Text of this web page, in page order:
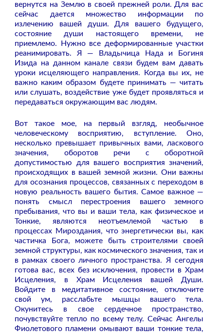
вернутся на Землю в своей прежней роли. Для вас
сейчас дается множество информации по
излечению вашей души. Для вашего будущего,
состояние души настоящего времени, не
приемлемо. Нужно все деформированные участки
реанимировать. Я — Владычица Нада и Богиня
Изида на данном канале связи будем вам давать
уроки исцеляющего направления. Когда вы их, не
важно каким образом будете принимать — читать
или слушать, воздействие уже будет проявляться и
передаваться окружающим вас людям.
Вот такое мое, на первый взгляд, необычное
человеческому восприятию, вступление. Оно,
несколько превышает привычных вами, ласкового
значения, оборотов речи с оборотной
допустимостью для вашего восприятия значений,
происходящих в вашей земной жизни. Они важны
для осознания процессов, связанных с переходом в
новую реальность вашего бытия. Самое важное —
понять смысл перестроения вашего земного
пребывания, что вы и ваши тела, как физическое и
Тонкие, являются неотъемлемой частью в
процессах Мироздания, что энергетически вы, как
частичка Бога, можете быть строителями своей
земной структуры, как космического значения, так и
в рамках своего личного пространства. Я сегодня
готова вас, всех без исключения, провести в Храм
Исцеления, в Храм Исцеления вашей Души.
Войдите в медитативное состояние, отключите
свой ум, расслабьте мышцы вашего тела.
Окунитесь в свое сердечное пространство,
почувствуйте тепло по всему телу. Сейчас Ангелы
Фиолетового пламени омывают ваши тонкие тела,